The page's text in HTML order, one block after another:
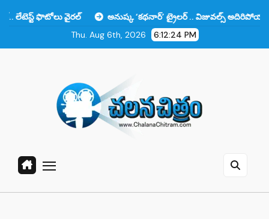
వైరల్
అనుష్క ‘కథనార్’ ట్రైలర్ .. విజువల్స్ అదిరిపోయాయి కానీ ఆ ఒక్కటే
Thu. Aug 6th, 2026
6:12:25 PM